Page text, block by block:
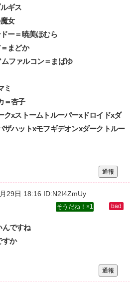
ギス‌
女‌
ー＝暁美ほむら‌
まどか‌
ファルコン＝まばゆ‌
ミ‌
＝杏子‌
クxストームトルーパーxドロイドxダ
ザハットxモフギデオンxダークトルー
通報
29日 18:16 ID:N2I4ZmUy
1
んですね‌
すか
通報